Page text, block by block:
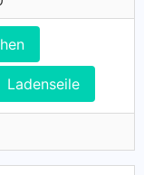
Ladenseile